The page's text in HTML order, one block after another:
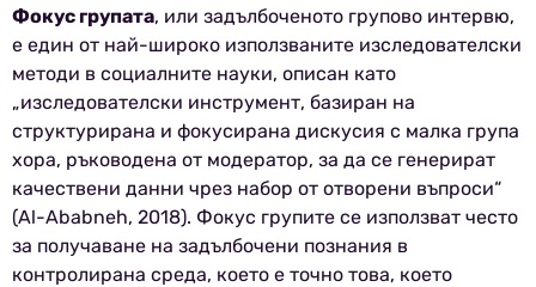
Фокус групата, или задълбоченото групово интервю,
е един от най-широко използваните изследователски
методи в социалните науки, описан като
„изследователски инструмент, базиран на
структурирана и фокусирана дискусия с малка група
хора, ръководена от модератор, за да се генерират
качествени данни чрез набор от отворени въпроси“
(Al-Ababneh, 2018). Фокус групите се използват често
за получаване на задълбочени познания в
контролирана среда, което е точно това, което